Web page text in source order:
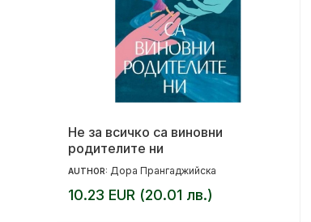
Не за всичко са виновни
родителите ни
AUTHOR: Дора Прангаджийска
10.23 EUR (20.01 лв.)